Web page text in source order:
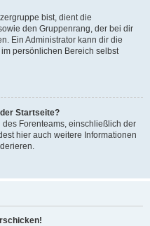
bist, dient die
den Gruppenrang, der bei dir
Ein Administrator kann dir die
persönlichen Bereich selbst
Startseite?
Forenteams, einschließlich der
hier auch weitere Informationen